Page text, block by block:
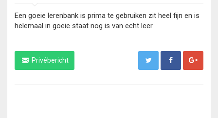
Een goeie lerenbank is prima te gebruiken zit heel fijn en is
helemaal in goeie staat nog is van echt leer
Privébericht